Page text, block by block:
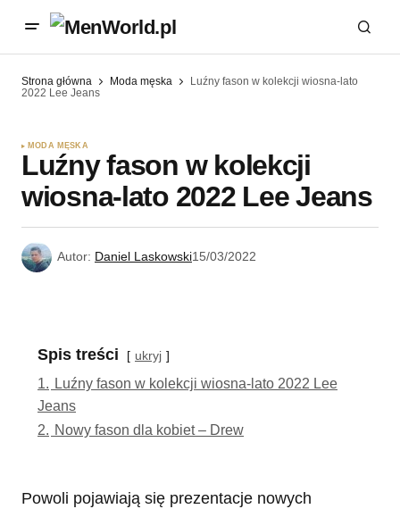
Strona główna Moda męska
Luźny fason w kolekcji wiosna-lato
2022 Lee Jeans
MODA MĘSKA
Luźny fason w kolekcji
wiosna-lato 2022 Lee Jeans
Autor: Daniel Laskowski15/03/2022
Spis treści ukryj
1. Luźny fason w kolekcji wiosna-lato 2022 Lee
Jeans
2. Nowy fason dla kobiet – Drew
Powoli pojawiają się prezentacje nowych